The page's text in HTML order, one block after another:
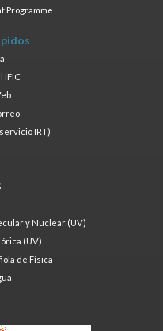
Programme
IFIC
IRT)
y Nuclear (UV)
(UV)
de Física